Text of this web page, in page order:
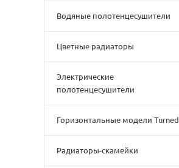
Водяные полотенцесушители
Цветные радиаторы
Электрические
полотенцесушители
Горизонтальные модели Turned
Радиаторы-скамейки